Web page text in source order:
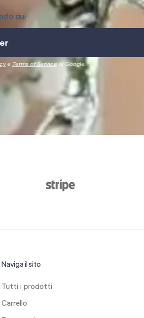
qui.
e Terms of Servicedi Google.
Naviga il sito
Tutti i prodotti
Carrello